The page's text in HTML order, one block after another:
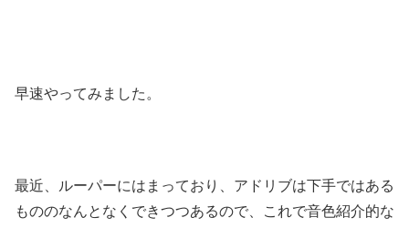
早速やってみました。
最近、ルーパーにはまっており、アドリブは下手ではある
もののなんとなくできつつあるので、これで音色紹介的な